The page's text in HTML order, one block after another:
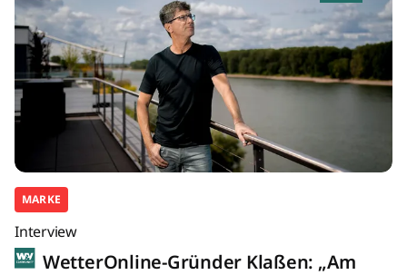
MARKE
Interview
WetterOnline-Gründer Klaßen: „Am